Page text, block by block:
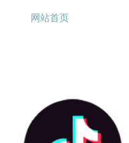
网站首页
产品中心